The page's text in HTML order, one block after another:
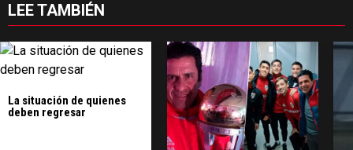
LEE TAMBIÉN
La situación de quienes
deben regresar